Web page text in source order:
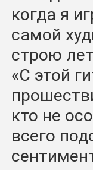
когда я
самой
строю
«С этой
кто не
всего